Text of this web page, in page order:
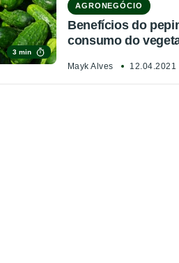
3 min
AGRONEGÓCIO
Benefícios do
consumo do
Mayk Alves 12.04.2021